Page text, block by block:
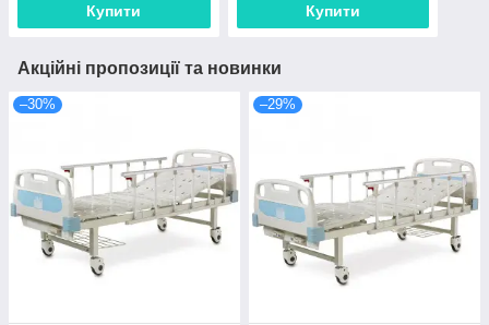
Купити Купити
Акційні пропозиції та новинки
–30% –29%